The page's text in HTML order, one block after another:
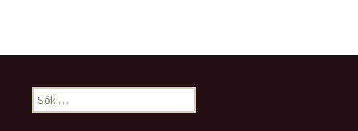
Sök
efter: